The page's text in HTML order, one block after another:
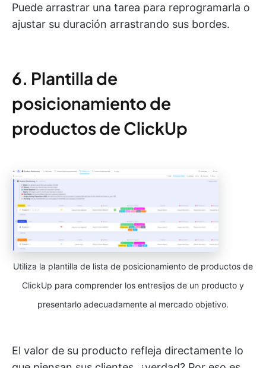
Puede arrastrar una tarea para reprogramarla o
ajustar su duración arrastrando sus bordes.
6. Plantilla de
posicionamiento de
productos de ClickUp
Utiliza la plantilla de lista de posicionamiento de productos de
ClickUp para comprender los entresijos de un producto y
presentarlo adecuadamente al mercado objetivo.
El valor de su producto refleja directamente lo